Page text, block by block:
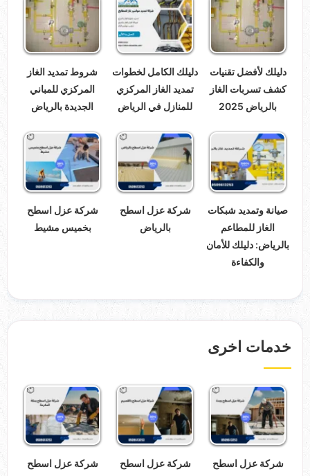
دليلك لأفضل تقنيات
كشف تسربات الغاز
بالرياض 2025
دليلك الكامل لخطوات
تمديد الغاز المركزي
للمنازل في الرياض
شروط تمديد الغاز
المركزي للمباني
الجديدة بالرياض
صيانة وتمديد شبكات
الغاز للمطاعم
بالرياض: دليلك للأمان
والكفاءة
شركة عزل اسطح
بالرياض
شركة عزل اسطح
بخميس مشيط
خدمات اخرى
شركة عزل اسطح
شركة عزل اسطح
شركة عزل اسطح